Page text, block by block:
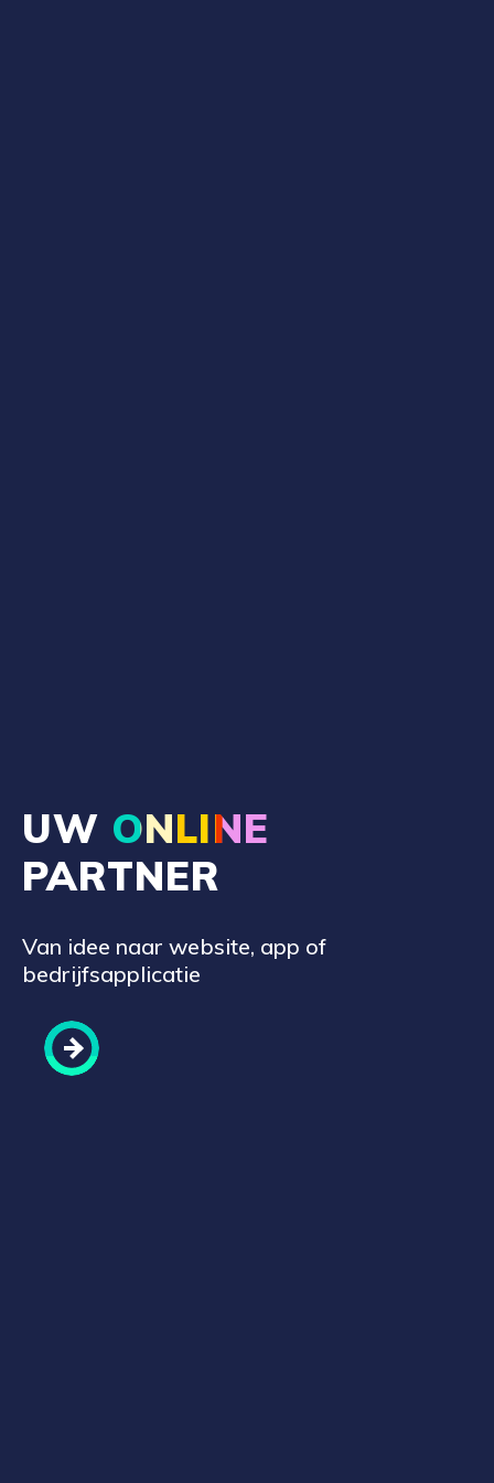
UW ONLINE
PARTNER
Van idee naar website, app of
bedrijfsapplicatie